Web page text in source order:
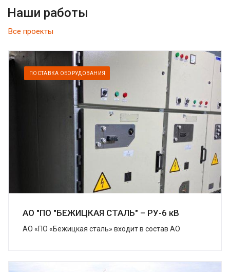
Все проекты
Наши работы
ПОСТАВКА ОБОРУДОВАНИЯ
АО "ПО "БЕЖИЦКАЯ СТАЛЬ" – РУ-6 кВ
АО «ПО «Бежицкая сталь» входит в состав АО